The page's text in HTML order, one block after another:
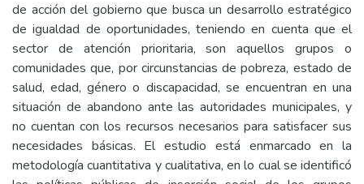
de acción del gobierno que busca un desarrollo estratégico
de igualdad de oportunidades, teniendo en cuenta que el
sector de atención prioritaria, son aquellos grupos o
comunidades que, por circunstancias de pobreza, estado de
salud, edad, género o discapacidad, se encuentran en una
situación de abandono ante las autoridades municipales, y
no cuentan con los recursos necesarios para satisfacer sus
necesidades básicas. El estudio está enmarcado en la
metodología cuantitativa y cualitativa, en lo cual se identificó